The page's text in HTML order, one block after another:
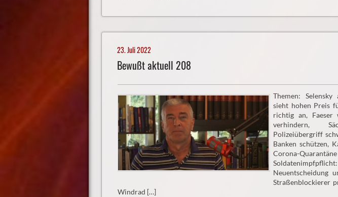
23. Juli 2022
Bewußt aktuell 208
Themen:
sieht hohen Preis
richtig an, Faeser
verhindern,
Polizeiübergriff
Banken schützen,
Corona-
Neuentscheidung
Straßenblockierer
Windrad […]